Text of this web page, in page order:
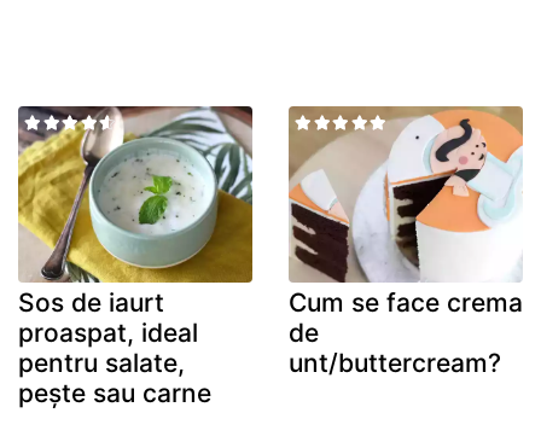
Sos de iaurt
proaspat, ideal
pentru salate,
pește sau carne
Cum se face crema
de
unt/buttercream?